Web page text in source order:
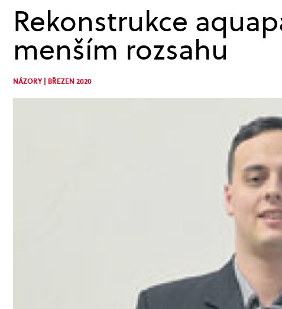
Rekonstrukce
menším rozsahu
NÁZORY | BŘEZEN 2020